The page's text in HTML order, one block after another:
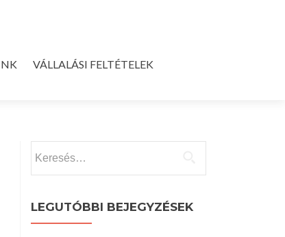
VÁLLALÁSI FELTÉTELEK
LEGUTÓBBI BEJEGYZÉSEK